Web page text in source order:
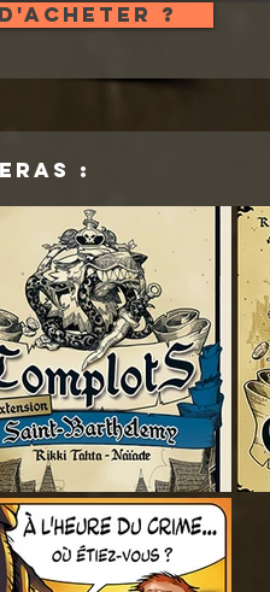
?
: